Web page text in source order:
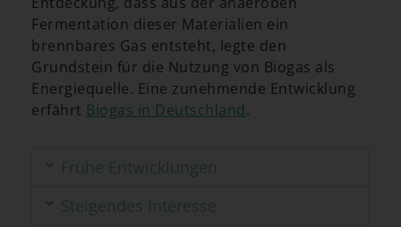
Fermentation dieser Materialien ein
brennbares Gas entsteht, legte den
Grundstein für die Nutzung von Biogas als
Energiequelle. Eine zunehmende Entwicklung
erfährt Biogas in Deutschland.
Frühe Entwicklungen
Steigendes Interesse